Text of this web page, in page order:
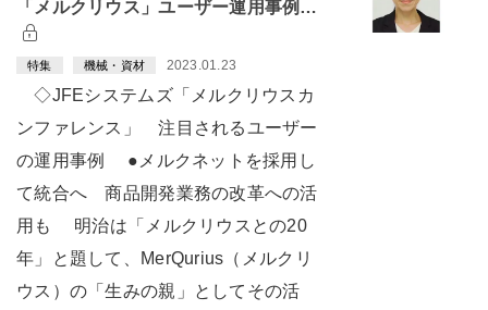
「メルクリウス」ユーザー運用事例…
特集 機械・資材 2023.01.23
◇JFEシステムズ「メルクリウスカ
ンファレンス」 注目されるユーザー
の運用事例 ●メルクネットを採用し
て統合へ 商品開発業務の改革への活
用も 明治は「メルクリウスとの20
年」と題して、MerQurius（メルクリ
ウス）の「生みの親」としてその活